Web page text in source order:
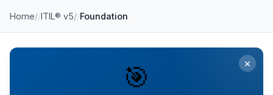
Home/ ITIL® v5/ Foundation
×
🎯